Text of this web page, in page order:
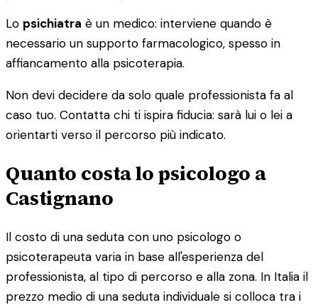
Lo psichiatra è un medico: interviene quando è
necessario un supporto farmacologico, spesso in
affiancamento alla psicoterapia.
Non devi decidere da solo quale professionista fa al
caso tuo. Contatta chi ti ispira fiducia: sarà lui o lei a
orientarti verso il percorso più indicato.
Quanto costa lo psicologo a
Castignano
Il costo di una seduta con uno psicologo o
psicoterapeuta varia in base all'esperienza del
professionista, al tipo di percorso e alla zona. In Italia il
prezzo medio di una seduta individuale si colloca tra i